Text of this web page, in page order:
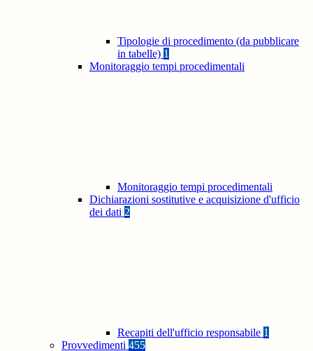
Tipologie di procedimento (da pubblicare
in tabelle) 1
Monitoraggio tempi procedimentali
Monitoraggio tempi procedimentali
Dichiarazioni sostitutive e acquisizione d'ufficio
dei dati 2
Recapiti dell'ufficio responsabile 1
Provvedimenti 455